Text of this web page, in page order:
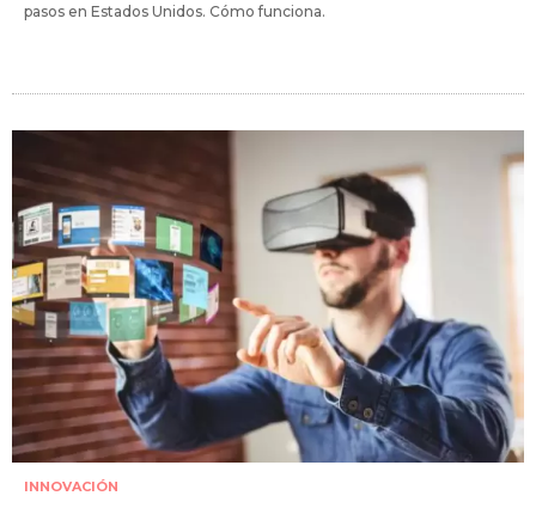
pasos en Estados Unidos. Cómo funciona.
INNOVACIÓN